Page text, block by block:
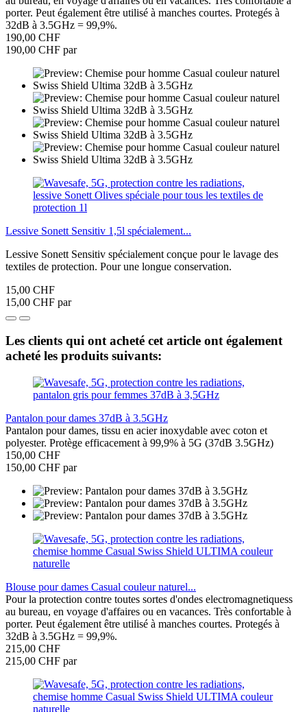
porter. Peut également être utilisé à manches courtes. Protegés à
32dB à 3.5GHz = 99,9%.
190,00 CHF
190,00 CHF par
Lessive Sonett Sensitiv 1,5l spécialement...
Lessive Sonett Sensitiv spécialement conçue pour le lavage des
textiles de protection. Pour une longue conservation.
15,00 CHF
15,00 CHF par
Les clients qui ont acheté cet article ont également
acheté les produits suivants:
Pantalon pour dames 37dB à 3.5GHz
Pantalon pour dames, tissu en acier inoxydable avec coton et
polyester. Protège efficacement à 99,9% à 5G (37dB 3.5GHz)
150,00 CHF
150,00 CHF par
Blouse pour dames Casual couleur naturel...
Pour la protection contre toutes sortes d'ondes electromagnetiquess
au bureau, en voyage d'affaires ou en vacances. Très confortable à
porter. Peut également être utilisé à manches courtes. Protegés à
32dB à 3.5GHz = 99,9%.
215,00 CHF
215,00 CHF par